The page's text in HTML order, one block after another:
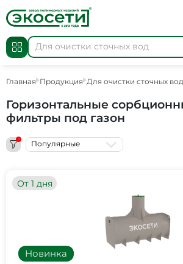
Главная Продукция Для очистки сточных вод
Горизонтальные
фильтры под газон
1 Популярные
Новинка
От 1 дня